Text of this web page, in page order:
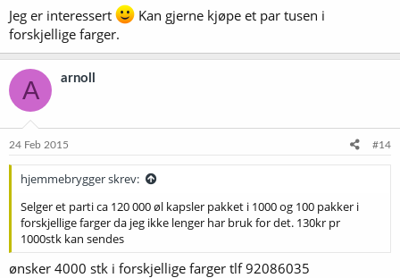
Jeg er interessert
Kan gjerne kjøpe et par tusen i
forskjellige farger.
A arnoll
24 Feb 2015 #14
hjemmebrygger skrev:
Selger et parti ca 120 000 øl kapsler pakket i 1000 og 100 pakker i
forskjellige farger da jeg ikke lenger har bruk for det. 130kr pr
1000stk kan sendes
ønsker 4000 stk i forskjellige farger tlf 92086035